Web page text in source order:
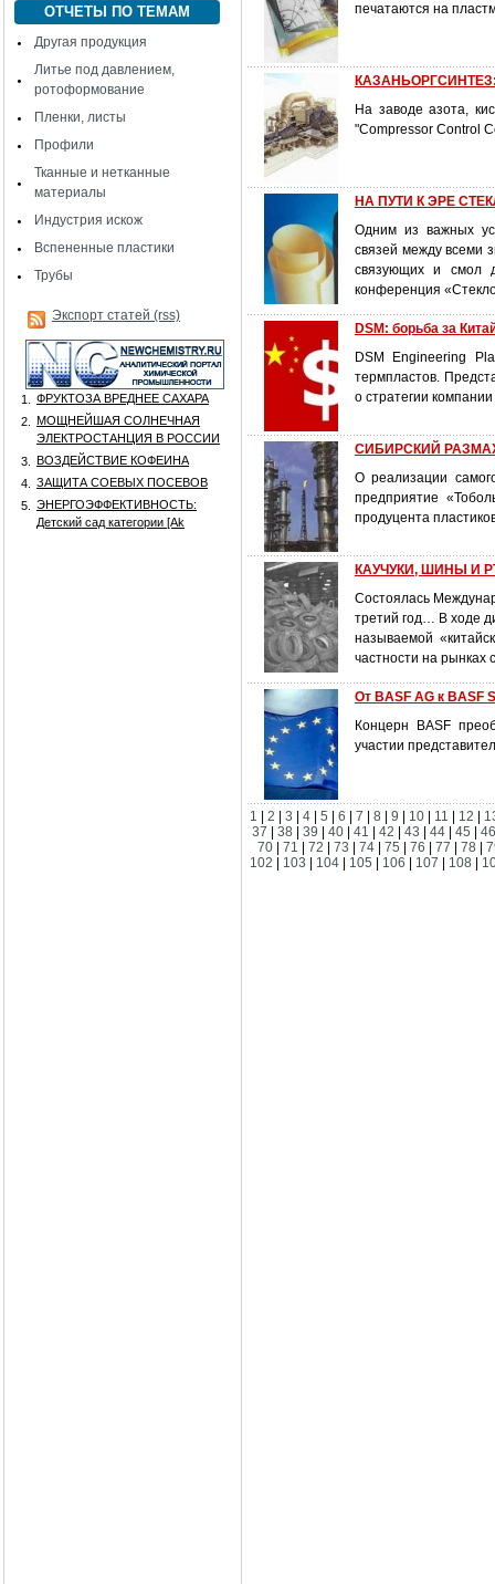
ОТЧЕТЫ ПО ТЕМАМ
Другая продукция
Литье под давлением,
ротоформование
Пленки, листы
Профили
Тканные и нетканные
материалы
Индустрия искож
Вспененные пластики
Трубы
Экспорт статей (rss)
1.
ФРУКТОЗА ВРЕДНЕЕ САХАРА
2.
МОЩНЕЙШАЯ СОЛНЕЧНАЯ
ЭЛЕКТРОСТАНЦИЯ В РОССИИ
3.
ВОЗДЕЙСТВИЕ КОФЕИНА
4.
ЗАЩИТА СОЕВЫХ ПОСЕВОВ
5.
ЭНЕРГОЭФФЕКТИВНОСТЬ:
Детский сад категории [Аk
печатаются на
КАЗАНЬОРГСИНТЕЗ:
На заводе азота,
"Compressor Control
НА ПУТИ К ЭРЕ
Одним из важных
связей между всеми
связующих и смол
конференция
DSM: борьба за
DSM Engineering
термпластов.
о стратегии
СИБИРСКИЙ
О реализации
предприятие
продуцента
КАУЧУКИ, ШИНЫ И
Состоялась
третий год… В ходе
называемой
частности на рынках
От BASF AG к BASF
Концерн BASF
участии
1 2 3 4 5 6 7 8 9 10 11 12
37
|38 |39 |40 |41 |42 |43 |44 |45 |
70
71 72 73 74 75 76 77 78
102
103 104 105 106 107 108